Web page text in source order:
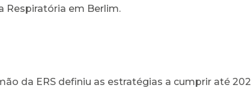
Respiratória em Berlim.
da ERS definiu as estratégias a cumprir até